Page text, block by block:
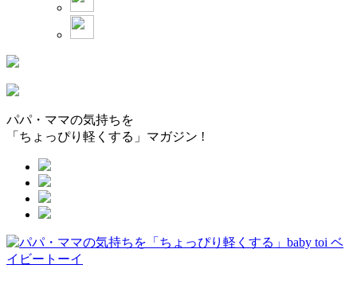
パパ・ママの気持ちを
「ちょっぴり軽くする」マガジン !